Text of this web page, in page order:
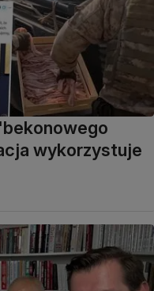
wykorzystuje